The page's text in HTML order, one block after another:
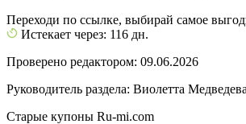
Переходи по ссылке, выбирай самое
Истекает через: 116 дн.
Проверено редактором: 09.06.2026
Руководитель раздела: Виолетта
Старые купоны Ru-mi.com